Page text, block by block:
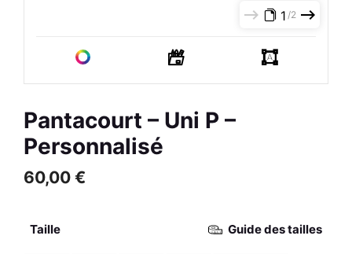
1 2
Pantacourt – Uni P –
Personnalisé
60,00 €
Taille Guide des tailles